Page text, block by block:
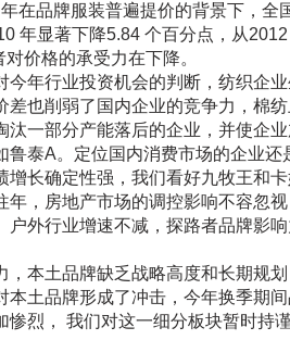
在品牌服装普遍提价的背景下，全
年显著下降5.84 个百分点，从
价格的承受力在下降。
年行业投资机会的判断，纺织企业
差也削弱了国内企业的竞争力，棉
汰一部分产能落后的企业，并使企
鲁泰A。定位国内消费市场的企业
增长确定性强，我们看好九牧王和
年，房地产市场的调控影响不容忽
户外行业增速不减，探路者品牌影
本土品牌缺乏战略高度和长期规
本土品牌形成了冲击，今年换季期
烈， 我们对这一细分板块暂时持谨